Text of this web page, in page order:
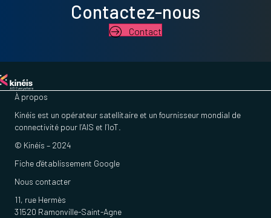
Contactez-nous
Contact
À propos
Kinéis est un opérateur satellitaire et un fournisseur mondial de
connectivité pour l’AIS et l’IoT.
© Kinéis – 2024
Fiche d'établissement Google
Nous contacter
11, rue Hermès
31520 Ramonville-Saint-Agne